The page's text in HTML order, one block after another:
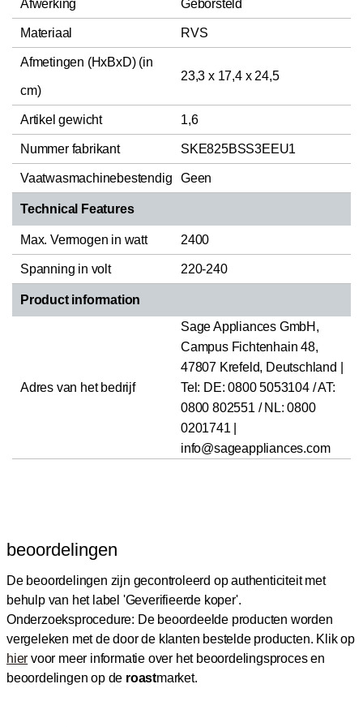
Afwerking Geborsteld
Materiaal RVS
Afmetingen (HxBxD) (in
cm)
23,3 x 17,4 x 24,5
Artikel gewicht 1,6
Nummer fabrikant SKE825BSS3EEU1
Vaatwasmachinebestendig Geen
Technical Features
Max. Vermogen in watt 2400
Spanning in volt 220-240
Product information
Adres van het bedrijf
Sage Appliances GmbH,
Campus Fichtenhain 48,
47807 Krefeld, Deutschland |
Tel: DE: 0800 5053104 / AT:
0800 802551 / NL: 0800
0201741 |
info@sageappliances.com
beoordelingen
De beoordelingen zijn gecontroleerd op authenticiteit met
behulp van het label 'Geverifieerde koper'.
Onderzoeksprocedure: De beoordeelde producten worden
vergeleken met de door de klanten bestelde producten. Klik op
hier voor meer informatie over het beoordelingsproces en
beoordelingen op de roastmarket.